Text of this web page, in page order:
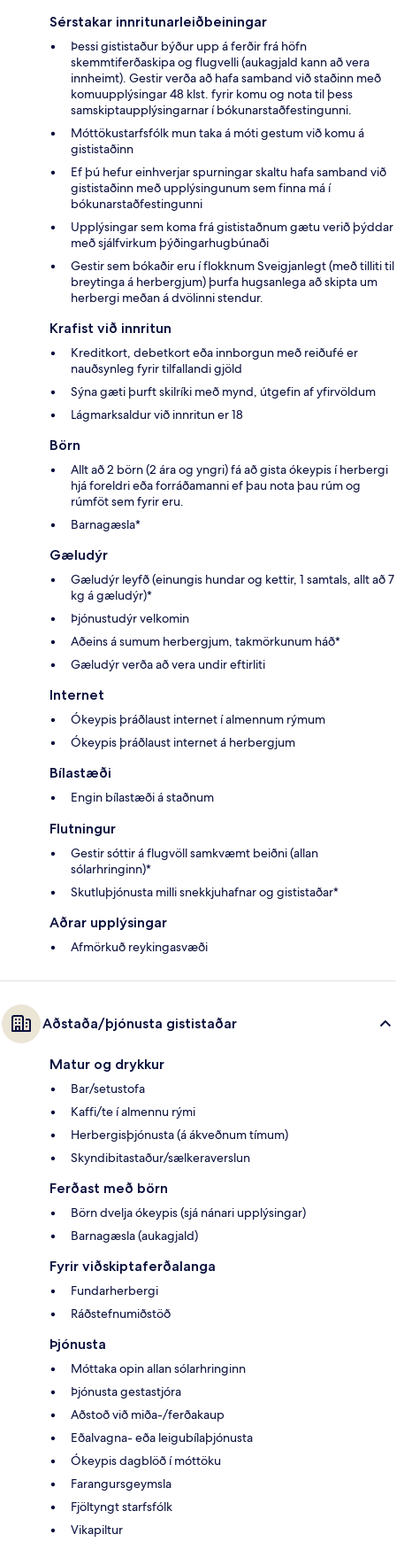
Sérstakar innritunarleiðbeiningar
Þessi gististaður býður upp á ferðir frá höfn
skemmtiferðaskipa og flugvelli (aukagjald kann að vera
innheimt). Gestir verða að hafa samband við staðinn með
komuupplýsingar 48 klst. fyrir komu og nota til þess
samskiptaupplýsingarnar í bókunarstaðfestingunni.
Móttökustarfsfólk mun taka á móti gestum við komu á
gististaðinn
Ef þú hefur einhverjar spurningar skaltu hafa samband við
gististaðinn með upplýsingunum sem finna má í
bókunarstaðfestingunni
Upplýsingar sem koma frá gististaðnum gætu verið þýddar
með sjálfvirkum þýðingarhugbúnaði
Gestir sem bókaðir eru í flokknum Sveigjanlegt (með tilliti til
breytinga á herbergjum) þurfa hugsanlega að skipta um
herbergi meðan á dvölinni stendur.
Krafist við innritun
Kreditkort, debetkort eða innborgun með reiðufé er
nauðsynleg fyrir tilfallandi gjöld
Sýna gæti þurft skilríki með mynd, útgefin af yfirvöldum
Lágmarksaldur við innritun er 18
Börn
Allt að 2 börn (2 ára og yngri) fá að gista ókeypis í herbergi
hjá foreldri eða forráðamanni ef þau nota þau rúm og
rúmföt sem fyrir eru.
Barnagæsla*
Gæludýr
Gæludýr leyfð (einungis hundar og kettir, 1 samtals, allt að 7
kg á gæludýr)*
Þjónustudýr velkomin
Aðeins á sumum herbergjum, takmörkunum háð*
Gæludýr verða að vera undir eftirliti
Internet
Ókeypis þráðlaust internet í almennum rýmum
Ókeypis þráðlaust internet á herbergjum
Bílastæði
Engin bílastæði á staðnum
Flutningur
Gestir sóttir á flugvöll samkvæmt beiðni (allan
sólarhringinn)*
Skutluþjónusta milli snekkjuhafnar og gististaðar*
Aðrar upplýsingar
Afmörkuð reykingasvæði
Aðstaða/þjónusta gististaðar
Matur og drykkur
Bar/setustofa
Kaffi/te í almennu rými
Herbergisþjónusta (á ákveðnum tímum)
Skyndibitastaður/sælkeraverslun
Ferðast með börn
Börn dvelja ókeypis (sjá nánari upplýsingar)
Barnagæsla (aukagjald)
Fyrir viðskiptaferðalanga
Fundarherbergi
Ráðstefnumiðstöð
Þjónusta
Móttaka opin allan sólarhringinn
Þjónusta gestastjóra
Aðstoð við miða-/ferðakaup
Eðalvagna- eða leigubílaþjónusta
Ókeypis dagblöð í móttöku
Farangursgeymsla
Fjöltyngt starfsfólk
Vikapiltur